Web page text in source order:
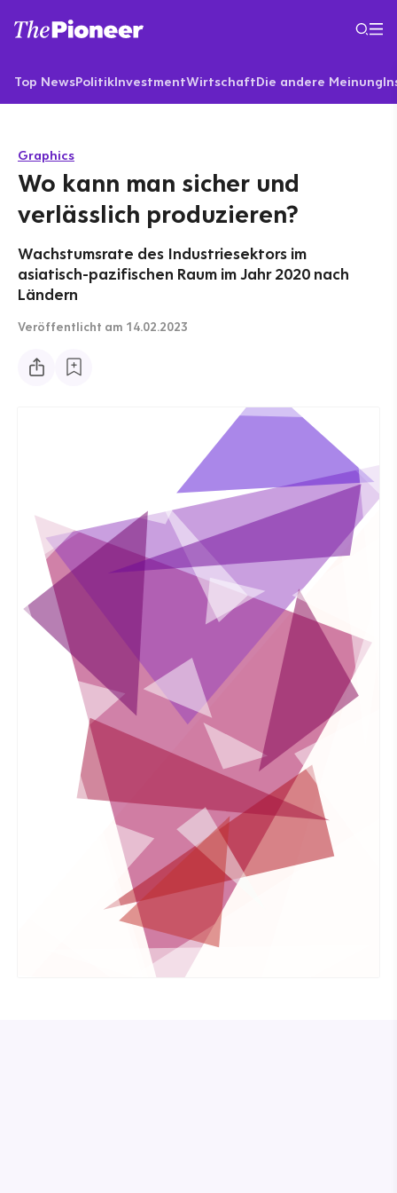
Top NewsPolitikInvestmentWirtschaftDie andere Meinung
Graphics
Wo kann man sicher und
verlässlich produzieren?
Wachstumsrate des Industriesektors im
asiatisch-pazifischen Raum im Jahr 2020 nach
Ländern
Veröffentlicht am 14.02.2023